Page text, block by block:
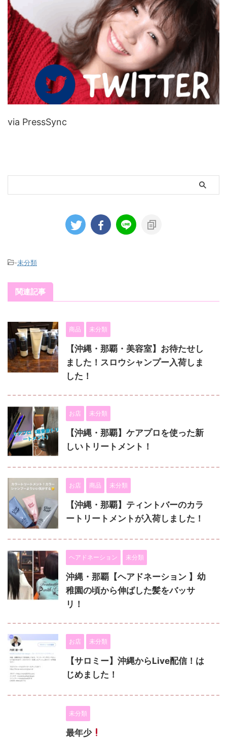
via PressSync
-未分類
関連記事
商品 未分類
【沖縄・那覇・美容室】お待たせし
ました！スロウシャンプー入荷しま
した！
お店 未分類
【沖縄・那覇】ケアプロを使った新
しいトリートメント！
お店 商品 未分類
【沖縄・那覇】ティントバーのカラ
ートリートメントが入荷しました！
ヘアドネーション 未分類
沖縄・那覇【ヘアドネーション 】幼
稚園の頃から伸ばした髪をバッサ
リ！
お店 未分類
【サロミー】沖縄からLive配信！は
じめました！
未分類
最年少